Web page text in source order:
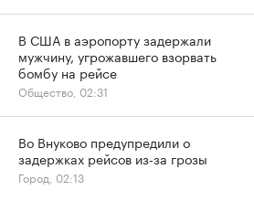
В США в аэропорту задержали
мужчину, угрожавшего взорвать
бомбу на рейсе
Общество, 02:31
Во Внуково предупредили о
задержках рейсов из-за грозы
Город, 02:13